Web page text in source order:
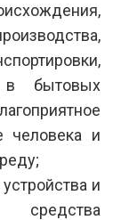
в бытовых
человека и
и
средства